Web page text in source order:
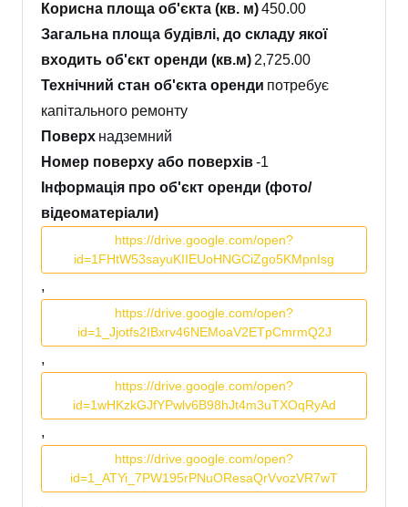
Корисна площа об'єкта (кв. м)450.00
Загальна площа будівлі, до складу якої
входить об'єкт оренди (кв.м) 2,725.00
Технічний стан об'єкта оренди потребує
капітального ремонту
Поверх надземний
Номер поверху або поверхів-1
Інформація про об'єкт оренди (фото/
відеоматеріали)
https://drive.google.com/open?
id=1FHtW53sayuKIIEUoHNGCiZgo5KMpnIsg
,
https://drive.google.com/open?
id=1_Jjotfs2IBxrv46NEMoaV2ETpCmrmQ2J
,
https://drive.google.com/open?
id=1wHKzkGJfYPwlv6B98hJt4m3uTXOqRyAd
,
https://drive.google.com/open?
id=1_ATYi_7PW195rPNuOResaQrVvozVR7wT